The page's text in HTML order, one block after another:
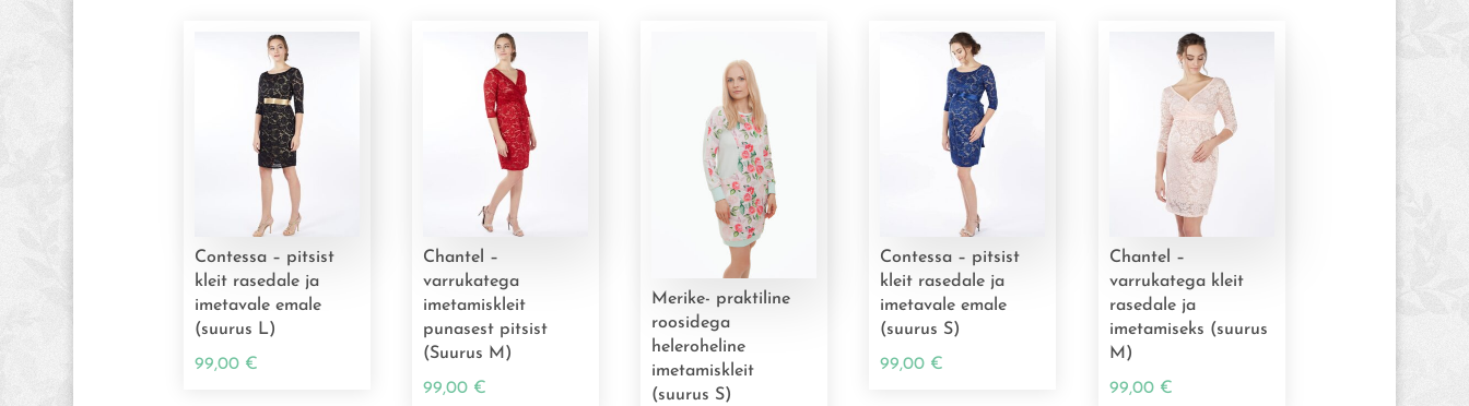
Contessa – pitsist
kleit rasedale ja
imetavale emale
(suurus L)
99,00 €
Chantel –
varrukatega
imetamiskleit
punasest pitsist
(Suurus M)
99,00 €
Merike- praktiline
roosidega
heleroheline
imetamiskleit
(suurus S)
Contessa – pitsist
kleit rasedale ja
imetavale emale
(suurus S)
99,00 €
Chantel –
varrukatega kleit
rasedale ja
imetamiseks (suurus
M)
99,00 €